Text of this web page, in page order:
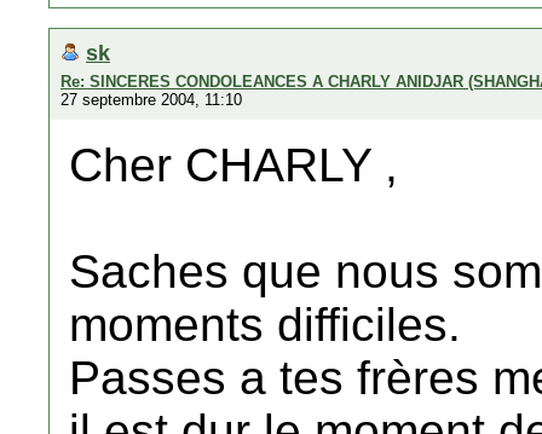
sk
Re: SINCERES CONDOLEANCES A CHARLY ANIDJAR
27 septembre 2004, 11:10
Cher CHARLY ,
Saches que nous
moments difficiles.
Passes a tes frères